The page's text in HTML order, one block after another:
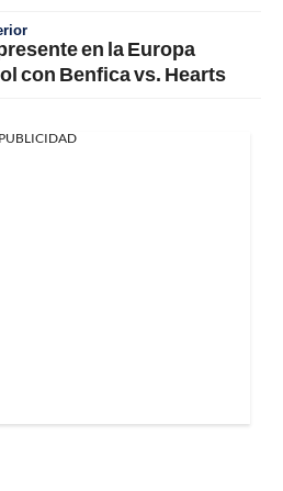
en la Europa
con Benfica vs. Hearts
PUBLICIDAD